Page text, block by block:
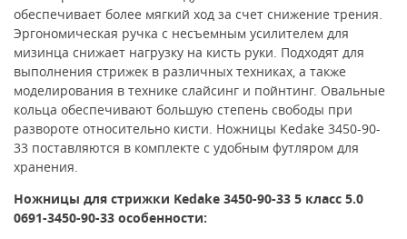
обеспечивает более мягкий ход за счет снижение трения.
Эргономическая ручка с несъемным усилителем для
мизинца снижает нагрузку на кисть руки. Подходят для
выполнения стрижек в различных техниках, а также
моделирования в технике слайсинг и пойнтинг. Овальные
кольца обеспечивают большую степень свободы при
развороте относительно кисти. Ножницы Kedake 3450-90-
33 поставляются в комплекте с удобным футляром для
хранения.
Ножницы для стрижки Kedake 3450-90-33 5 класс 5.0
0691-3450-90-33 особенности: